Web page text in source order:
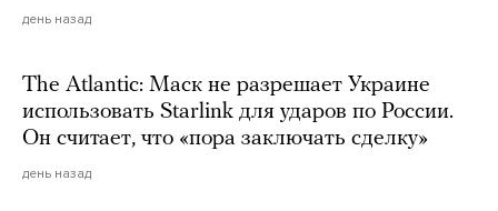
день назад
The Atlantic: Маск не разрешает Украине
использовать Starlink для ударов по России.
Он считает, что «пора заключать сделку»
день назад